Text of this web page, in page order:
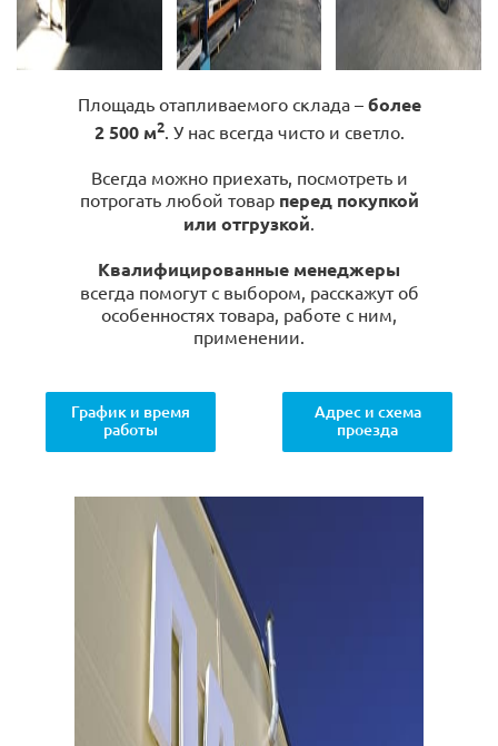
Площадь отапливаемого склада – более
2 500 м2. У нас всегда чисто и светло.
Всегда можно приехать, посмотреть и
потрогать любой товар перед покупкой
или отгрузкой.
Квалифицированные менеджеры
всегда помогут с выбором, расскажут об
особенностях товара, работе с ним,
применении.
График и время
работы
Адрес и схема
проезда